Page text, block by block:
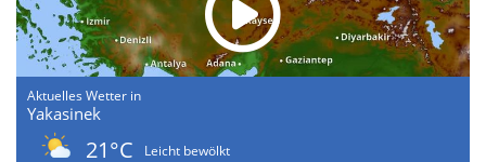
Aktuelles Wetter in
Yakasinek
21°C
Leicht bewölkt